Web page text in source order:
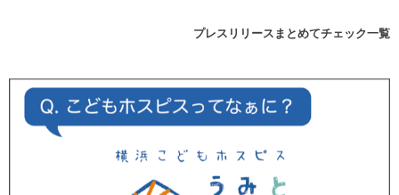
プレスリリースまとめてチェック一覧